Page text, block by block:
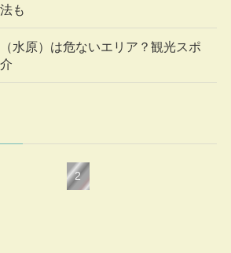
も
水原）は危ないエリア？観光スポ